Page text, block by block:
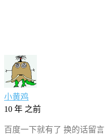
小黄鸡
10 年 之前
百度一下就有了 换的话留言